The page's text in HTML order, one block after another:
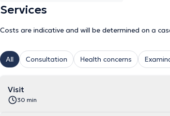
Services
Costs are indicative and will be determined on a
All Consultation Health concerns
Visit
30 min